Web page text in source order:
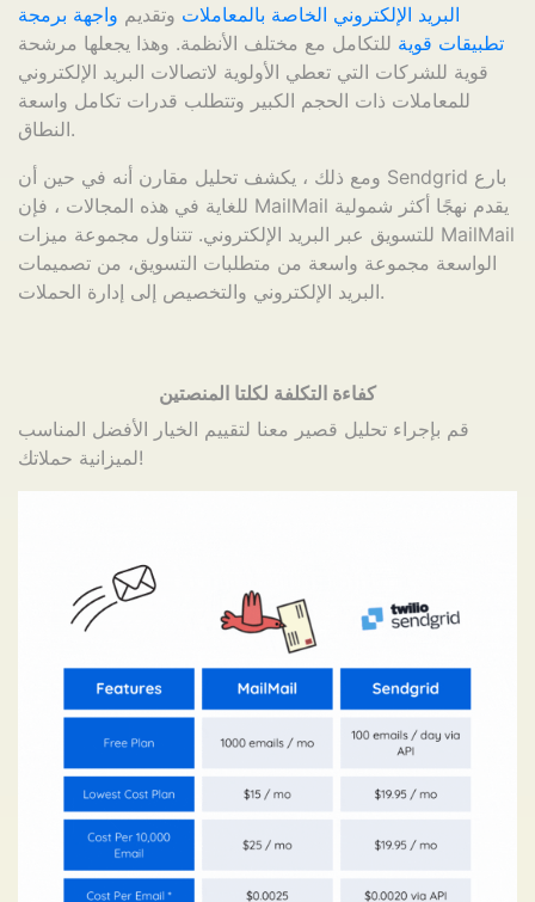
البريد الإلكتروني الخاصة بالمعاملات وتقديم واجهة برمجة
تطبيقات قوية للتكامل مع مختلف الأنظمة. وهذا يجعلها مرشحة
قوية للشركات التي تعطي الأولوية لاتصالات البريد الإلكتروني
للمعاملات ذات الحجم الكبير وتتطلب قدرات تكامل واسعة
النطاق.
ومع ذلك ، يكشف تحليل مقارن أنه في حين أن Sendgrid بارع
للغاية في هذه المجالات ، فإن MailMail يقدم نهجًا أكثر شمولية
للتسويق عبر البريد الإلكتروني. تتناول مجموعة ميزات MailMail
الواسعة مجموعة واسعة من متطلبات التسويق، من تصميمات
البريد الإلكتروني والتخصيص إلى إدارة الحملات.
كفاءة التكلفة لكلتا المنصتين
قم بإجراء تحليل قصير معنا لتقييم الخيار الأفضل المناسب
لميزانية حملاتك!